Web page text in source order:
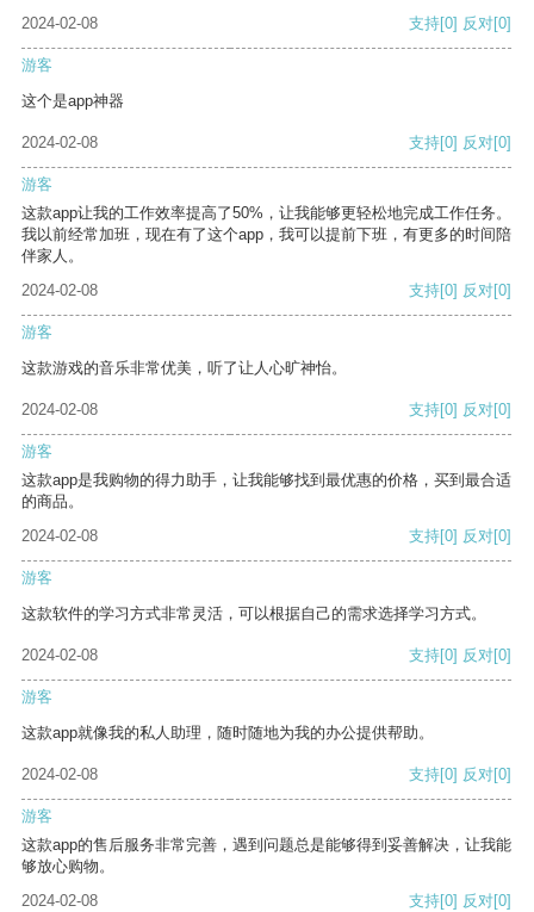
2024-02-08
支持[0] 反对[0]
游客
这个是app神器
2024-02-08 支持[0] 反对[0]
游客
这款app让我的工作效率提高了50%，让我能够更轻松地完成工作任务。
我以前经常加班，现在有了这个app，我可以提前下班，有更多的时间陪
伴家人。
2024-02-08
支持[0] 反对[0]
游客
这款游戏的音乐非常优美，听了让人心旷神怡。
2024-02-08 支持[0] 反对[0]
游客
这款app是我购物的得力助手，让我能够找到最优惠的价格，买到最合适
的商品。
2024-02-08
支持[0] 反对[0]
游客
这款软件的学习方式非常灵活，可以根据自己的需求选择学习方式。
2024-02-08 支持[0] 反对[0]
游客
这款app就像我的私人助理，随时随地为我的办公提供帮助。
2024-02-08 支持[0] 反对[0]
游客
这款app的售后服务非常完善，遇到问题总是能够得到妥善解决，让我能
够放心购物。
2024-02-08
支持[0] 反对[0]